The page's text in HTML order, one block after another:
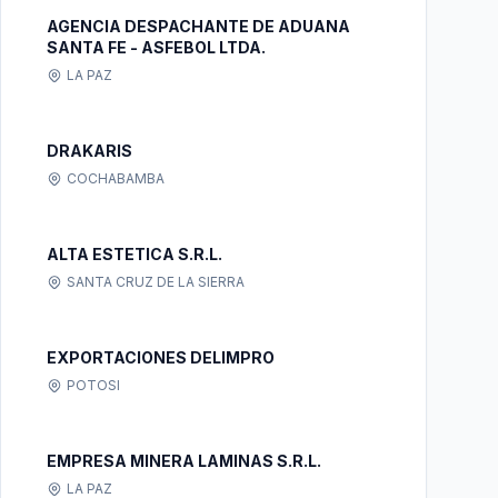
AGENCIA DESPACHANTE DE ADUANA
SANTA FE - ASFEBOL LTDA.
LA PAZ
DRAKARIS
COCHABAMBA
ALTA ESTETICA S.R.L.
SANTA CRUZ DE LA SIERRA
EXPORTACIONES DELIMPRO
POTOSI
EMPRESA MINERA LAMINAS S.R.L.
LA PAZ